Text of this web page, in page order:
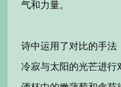
气和力量。
诗中运用了对比的手法
冷寂与太阳的光芒进行